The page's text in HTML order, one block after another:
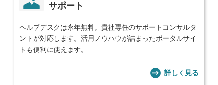
サポート
ヘルプデスクは永年無料。貴社専任のサポートコンサルタ
ントが対応します。活用ノウハウが詰まったポータルサイ
トも便利に使えます。
詳しく見る